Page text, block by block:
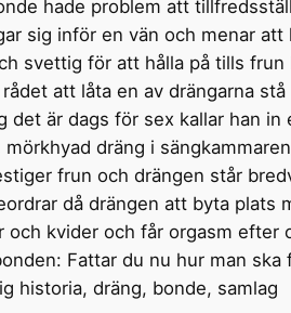
hade problem att
sig inför en vän och menar att
svettig för att hålla på tills frun
rådet att låta en av drängarna
det är dags för sex kallar han in
dräng i
frun och drängen står
då drängen att byta plats
och kvider och får orgasm efter
Fattar du nu hur man ska
historia, dräng, bonde, samlag